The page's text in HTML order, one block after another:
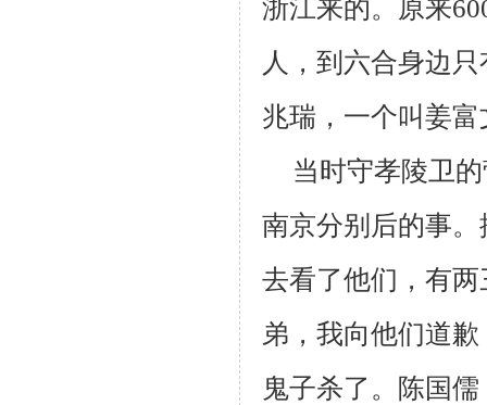
浙江来的。原来
人，到六合身边
兆瑞，一个叫姜富
当时守孝陵卫
南京分别后的事
去看了他们，有
弟，我向他们道
鬼子杀了。陈国